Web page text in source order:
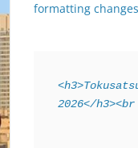
formatting
2026</